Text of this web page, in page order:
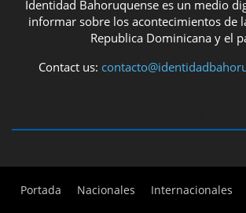
Identidad Bahoruquense es un medio
informar sobre los acontecimientos de
Republica Dominicana y el
Contact us:
Portada Nacionales Internacionales